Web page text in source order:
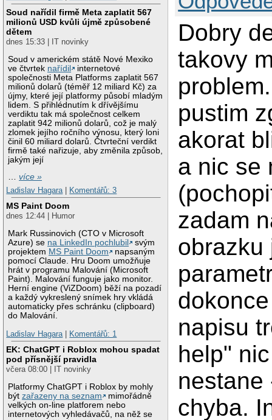
Soud nařídil firmě Meta zaplatit 567
milionů USD kvůli újmě způsobené
dětem
dnes 15:33 | IT novinky
Soud v americkém státě Nové Mexiko
ve čtvrtek nařídil
internetové
společnosti Meta Platforms zaplatit 567
milionů dolarů (téměř 12 miliard Kč) za
újmy, které její platformy působí mladým
lidem. S přihlédnutím k dřívějšímu
verdiktu tak má společnost celkem
zaplatit 942 milionů dolarů, což je malý
zlomek jejího ročního výnosu, který loni
činil 60 miliard dolarů. Čtvrteční verdikt
firmě také nařizuje, aby změnila způsob,
jakým její
…více »
Ladislav Hagara
Komentářů: 3
MS Paint Doom
dnes 12:44 | Humor
Mark Russinovich (CTO v Microsoft
Azure) se na LinkedIn pochlubil
svým
projektem MS Paint Doom
napsaným
pomocí Claude. Hru Doom umožňuje
hrát v programu Malování (Microsoft
Paint). Malování funguje jako monitor.
Herní engine (ViZDoom) běží na pozadí
a každý vykreslený snímek hry vkládá
automaticky přes schránku (clipboard)
do Malování.
Ladislav Hagara
Komentářů: 1
EK: ChatGPT i Roblox mohou spadat
pod přísnější pravidla
včera 08:00 | IT novinky
Platformy ChatGPT i Roblox by mohly
býtzařazeny na seznam
mimořádně
velkých on-line platforem nebo
internetových vyhledávačů, na něž se
Dobry
takovy
pustim
akorat
a nic se
zadam
obrazku
napisu
help"
nestane
chyba.